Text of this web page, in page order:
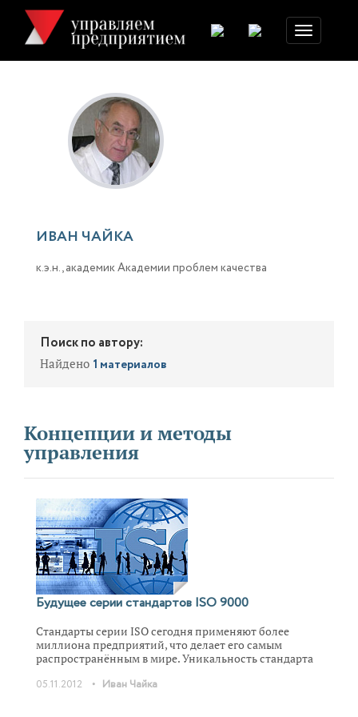
Toggle
navigation
ИВАН ЧАЙКА
к.э.н., академик Академии проблем качества
Поиск по автору:
Найдено 1 материалов
Концепции и методы
управления
Будущее серии стандартов ISO 9000
Стандарты серии ISO сегодня применяют более
миллиона предприятий, что делает его самым
распространённым в мире. Уникальность стандарта
стала система менеджмента, объект, который
05.11.2012 • Иван Чайка